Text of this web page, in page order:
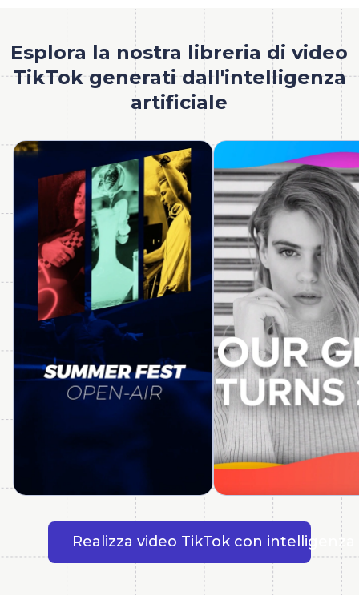
Esplora la nostra libreria di video
TikTok generati dall'intelligenza
artificiale
Realizza video TikTok con